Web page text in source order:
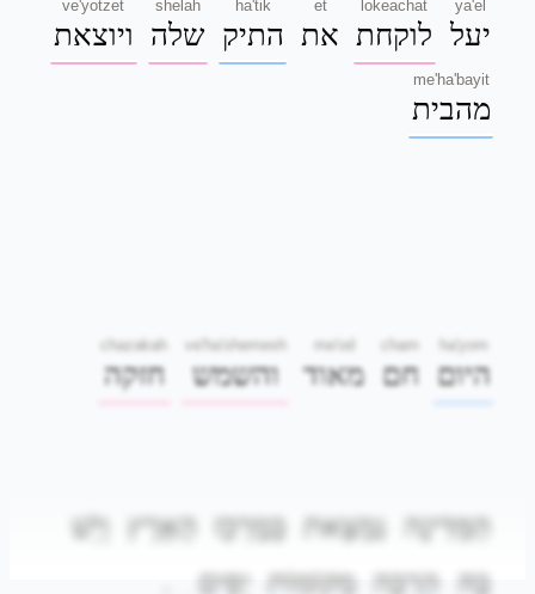
ya'el
יעל
lokeachat
לוקחת
et
את
ha'tik
התיק
shelah
שלה
ve'yotzet
ויוצאת
me'ha'bayit
מהבית
ha'yom
היום
cham
חם
me'od
מאוד
ve'ha'shemesh
והשמש
chazakah
חזקה
הַמְּדִינָה נִמְצֵאת בְּמֶרְכַּז הָאָרֶץ
וְיֵשׁ
בָּהּ הַרְבֵּה מְקוֹמוֹת יָפִים